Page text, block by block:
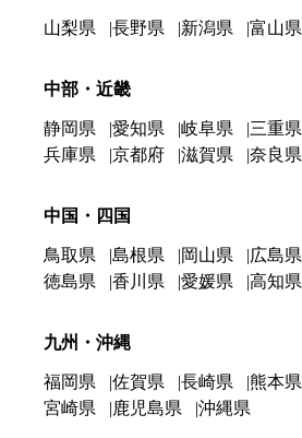
山梨県 長野県 新潟県 富山県
中部・近畿
静岡県 愛知県 岐阜県 三重県
兵庫県
京都府 滋賀県 奈良県
中国・四国
鳥取県 島根県 岡山県 広島県
徳島県
香川県 愛媛県 高知県
九州・沖縄
福岡県 佐賀県 長崎県 熊本県
宮崎県
鹿児島県 沖縄県